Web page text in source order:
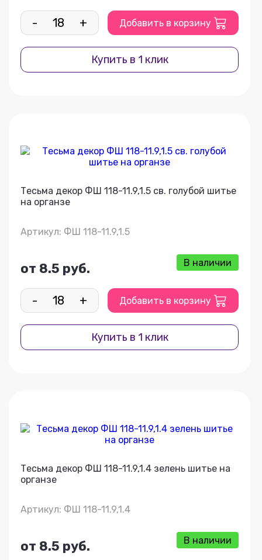
- + Добавить в корзину
Купить в 1 клик
Тесьма декор ФШ 118-11.9,1.5 св. голубой шитье
на органзе
Артикул: ФШ 118-11.9,1.5
от 8.5 руб. В наличии
- + Добавить в корзину
Купить в 1 клик
Тесьма декор ФШ 118-11.9,1.4 зелень шитье на
органзе
Артикул: ФШ 118-11.9,1.4
от 8.5 руб. В наличии